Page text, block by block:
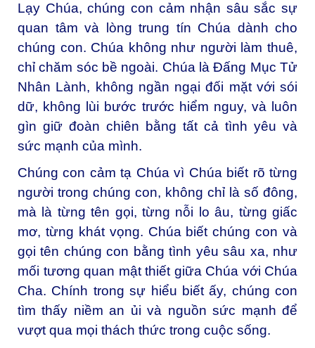
Lạy Chúa, chúng con cảm nhận sâu sắc sự
quan tâm và lòng trung tín Chúa dành cho
chúng con. Chúa không như người làm thuê,
chỉ chăm sóc bề ngoài. Chúa là Đấng Mục Tử
Nhân Lành, không ngần ngại đối mặt với sói
dữ, không lùi bước trước hiểm nguy, và luôn
gìn giữ đoàn chiên bằng tất cả tình yêu và
sức mạnh của mình.
Chúng con cảm tạ Chúa vì Chúa biết rõ từng
người trong chúng con, không chỉ là số đông,
mà là từng tên gọi, từng nỗi lo âu, từng giấc
mơ, từng khát vọng. Chúa biết chúng con và
gọi tên chúng con bằng tình yêu sâu xa, như
mối tương quan mật thiết giữa Chúa với Chúa
Cha. Chính trong sự hiểu biết ấy, chúng con
tìm thấy niềm an ủi và nguồn sức mạnh để
vượt qua mọi thách thức trong cuộc sống.